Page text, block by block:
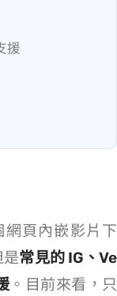
援
網頁內嵌影片下
常見的 IG、Ve
。目前來看，只